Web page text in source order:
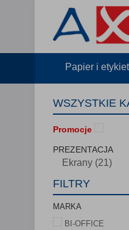
Papier i
WSZYSTKIE
Promocje
PREZENTACJA
Ekrany (21)
FILTRY
MARKA
BI-OFFICE